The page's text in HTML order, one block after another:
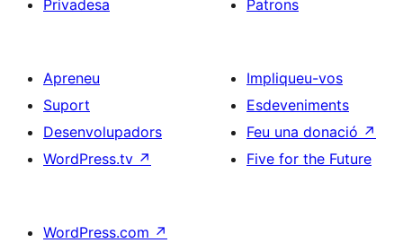
Privadesa
Patrons
Apreneu
Suport
Desenvolupadors
WordPress.tv ↗
Impliqueu-vos
Esdeveniments
Feu una donació ↗
Five for the Future
WordPress.com ↗